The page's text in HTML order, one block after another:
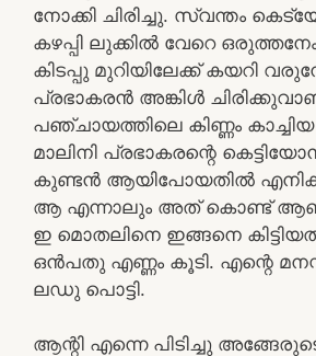
നോക്കി ചിരിച്ചു. സ്വന്തം
കഴപ്പി ലുക്കിൽ വേറെ
കിടപ്പു മുറിയിലേക്ക് കയറി
പ്രഭാകരൻ അങ്കിൾ
പഞ്ചായത്തിലെ കിണ്ണം
മാലിനി പ്രഭാകരന്റെ
കുണ്ടൻ ആയിപോയതിൽ എനിക്ക്
ആ എന്നാലും അത് കൊണ്ട്
ഇ മൊതലിനെ ഇങ്ങനെ
ഒൻപതു എണ്ണം കൂടി. എന്റെ
ലഡു പൊട്ടി.
ആന്റി എന്നെ പിടിച്ചു